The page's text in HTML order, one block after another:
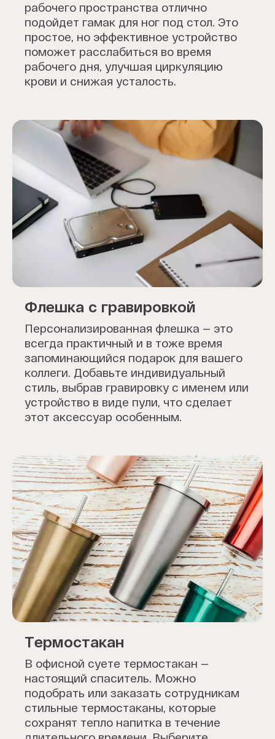
рабочего пространства отлично
подойдет гамак для ног под стол. Это
простое, но эффективное устройство
поможет расслабиться во время
рабочего дня, улучшая циркуляцию
крови и снижая усталость.
Флешка с гравировкой
Персонализированная флешка — это
всегда практичный и в тоже время
запоминающийся подарок для вашего
коллеги. Добавьте индивидуальный
стиль, выбрав гравировку с именем или
устройство в виде пули, что сделает
этот аксессуар особенным.
Термостакан
В офисной суете термостакан —
настоящий спаситель. Можно
подобрать или заказать сотрудникам
стильные термостаканы, которые
сохранят тепло напитка в течение